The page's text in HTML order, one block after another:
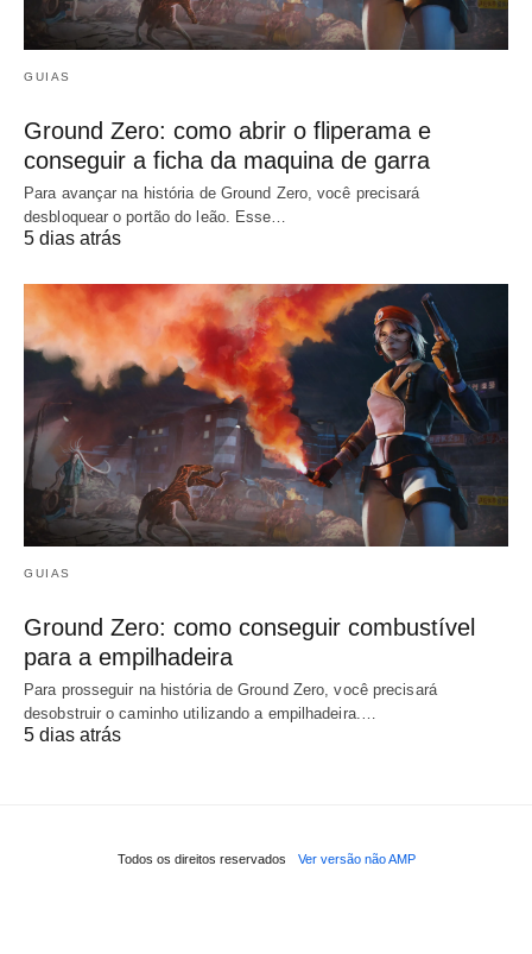
GUIAS
Ground Zero: como abrir o fliperama e
conseguir a ficha da maquina de garra
Para avançar na história de Ground Zero, você precisará
desbloquear o portão do leão. Esse…
5 dias atrás
GUIAS
Ground Zero: como conseguir combustível
para a empilhadeira
Para prosseguir na história de Ground Zero, você precisará
desobstruir o caminho utilizando a empilhadeira.…
5 dias atrás
Todos os direitos reservados Ver versão não AMP